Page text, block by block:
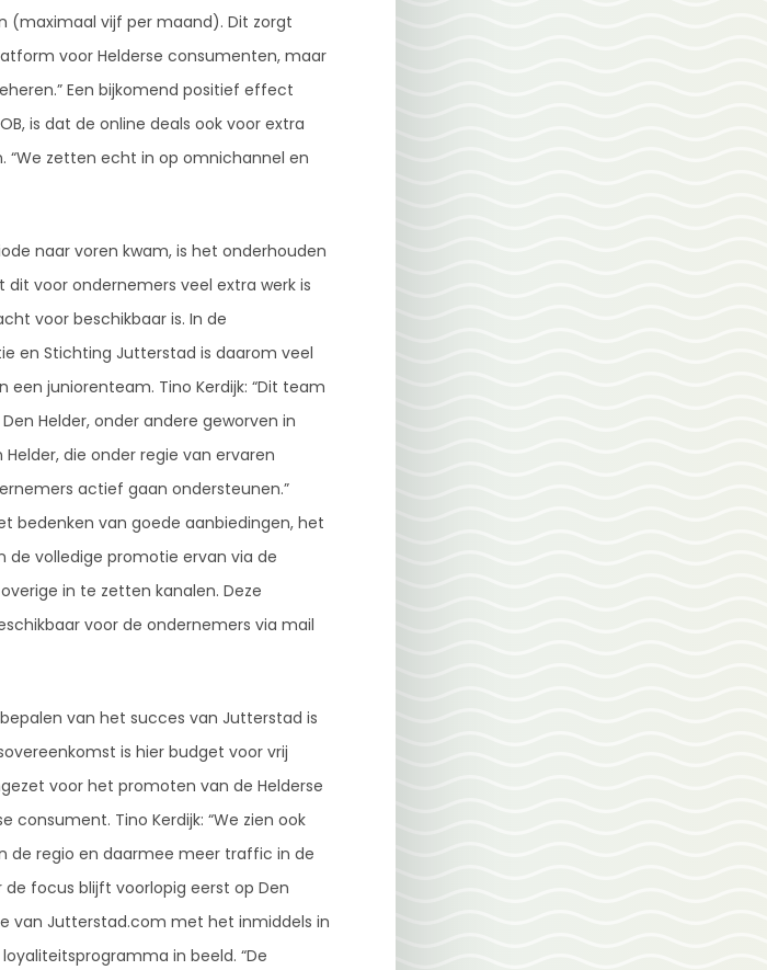
(maximaal vijf per maand). Dit zorgt
voor Helderse consumenten, maar
Een bijkomend positief effect
is dat de online deals ook voor extra
“We zetten echt in op omnichannel en
naar voren kwam, is het onderhouden
voor ondernemers veel extra werk is
voor beschikbaar is. In de
en Stichting Jutterstad is daarom veel
juniorenteam. Tino Kerdijk: “Dit team
Helder, onder andere geworven in
die onder regie van ervaren
actief gaan ondersteunen.”
bedenken van goede aanbiedingen, het
de volledige promotie ervan via de
in te zetten kanalen. Deze
voor de ondernemers via mail
van het succes van Jutterstad is
is hier budget voor vrij
voor het promoten van de Helderse
consument. Tino Kerdijk: “We zien ook
de regio en daarmee meer traffic in de
de focus blijft voorlopig eerst op Den
van Jutterstad.com met het inmiddels in
in beeld. “De